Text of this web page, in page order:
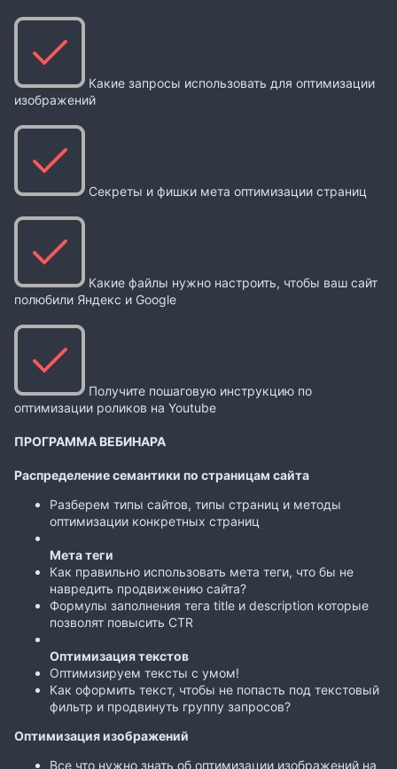
Какие запросы использовать для оптимизации
изображений
Секреты и фишки мета оптимизации страниц
Какие файлы нужно настроить, чтобы ваш сайт
полюбили Яндекс и Google
Получите пошаговую инструкцию по
оптимизации роликов на Youtube
ПРОГРАММА ВЕБИНАРА
Распределение семантики по страницам сайта
Разберем типы сайтов, типы страниц и методы
оптимизации конкретных страниц
Мета теги
Как правильно использовать мета теги, что бы не
навредить продвижению сайта?
Формулы заполнения тега title и description которые
позволят повысить CTR
Оптимизация текстов
Оптимизируем тексты с умом!
Как оформить текст, чтобы не попасть под текстовый
фильтр и продвинуть группу запросов?
Оптимизация изображений
Все что нужно знать об оптимизации изображений на